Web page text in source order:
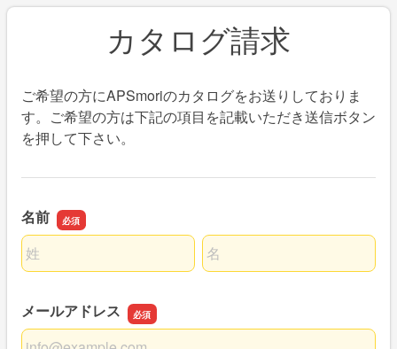
カタログ請求
ご希望の方にAPSmoriのカタログをお送りしておりま
す。ご希望の方は下記の項目を記載いただき送信ボタン
を押して下さい。
名前
名前の姓
名前の名
メールアドレス
メールアドレス